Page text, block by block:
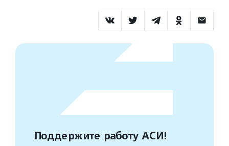
Поддержите работу АСИ!